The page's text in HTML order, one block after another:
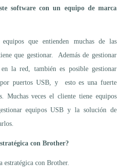
software con un equipo de marca
que entienden muchas de las
que gestionar. Además de gestionar
en la red, también es posible gestionar
por puertos USB, y esto es una fuerte
Muchas veces el cliente tiene equipos
equipos USB y la solución de
con Brother?
estratégica con Brother.